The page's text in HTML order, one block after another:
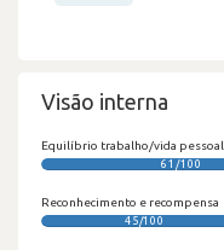
Visão interna
Equilíbrio trabalho/vida pessoal
61/100
Reconhecimento e recompensa
45/100